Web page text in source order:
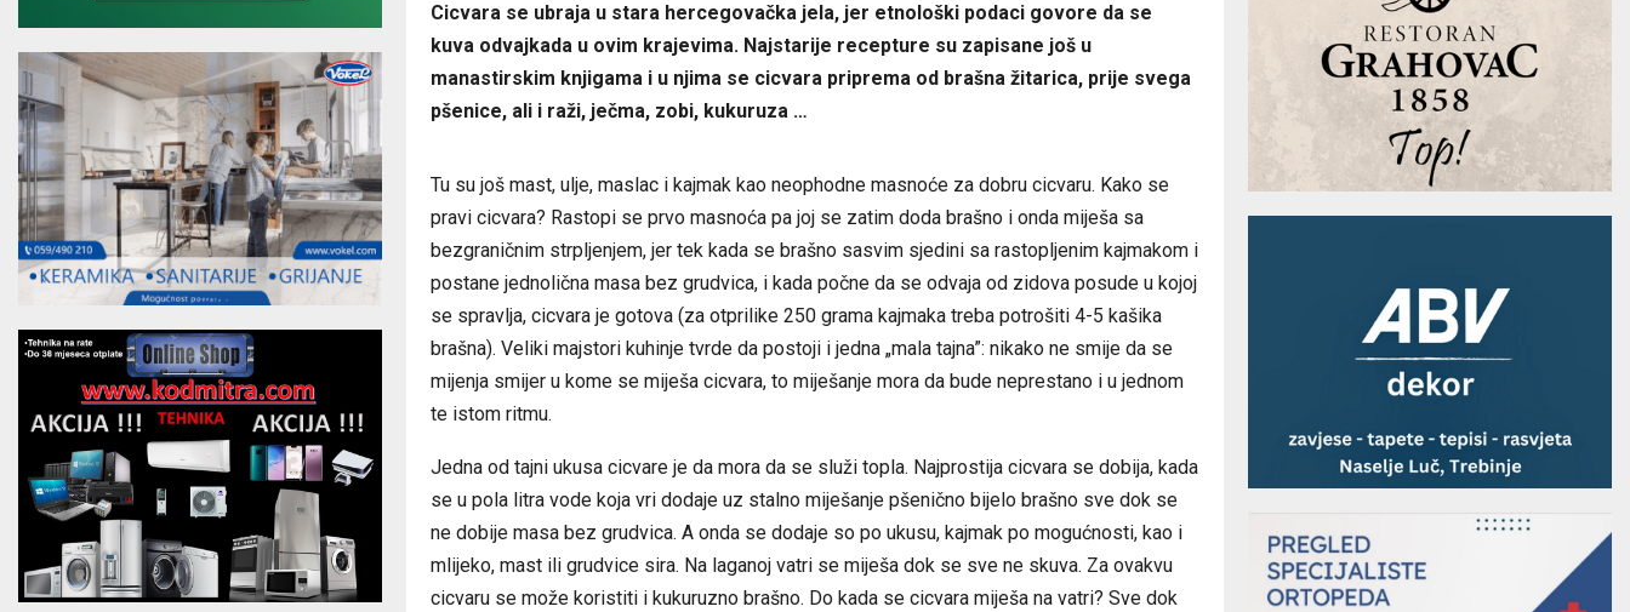
Cicvara se ubraja u stara hercegovačka jela, jer etnološki podaci govore da se
kuva odvajkada u ovim krajevima. Najstarije recepture su zapisane još u
manastirskim knjigama i u njima se cicvara priprema od brašna žitarica, prije svega
pšenice, ali i raži, ječma, zobi, kukuruza …
Tu su još mast, ulje, maslac i kajmak kao neophodne masnoće za dobru cicvaru. Kako se
pravi cicvara? Rastopi se prvo masnoća pa joj se zatim doda brašno i onda miješa sa
bezgraničnim strpljenjem, jer tek kada se brašno sasvim sjedini sa rastopljenim kajmakom i
postane jednolična masa bez grudvica, i kada počne da se odvaja od zidova posude u kojoj
se spravlja, cicvara je gotova (za otprilike 250 grama kajmaka treba potrošiti 4-5 kašika
brašna). Veliki majstori kuhinje tvrde da postoji i jedna „mala tajna”: nikako ne smije da se
mijenja smijer u kome se miješa cicvara, to miješanje mora da bude neprestano i u jednom
te istom ritmu.
Jedna od tajni ukusa cicvare je da mora da se služi topla. Najprostija cicvara se dobija, kada
se u pola litra vode koja vri dodaje uz stalno miješanje pšenično bijelo brašno sve dok se
ne dobije masa bez grudvica. A onda se dodaje so po ukusu, kajmak po mogućnosti, kao i
mlijeko, mast ili grudvice sira. Na laganoj vatri se miješa dok se sve ne skuva. Za ovakvu
cicvaru se može koristiti i kukuruzno brašno. Do kada se cicvara miješa na vatri? Sve dok